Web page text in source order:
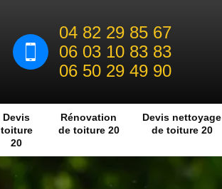
04 82 29 85 67
06 03 10 83 83
06 50 29 49 90
Devis
toiture
20
Rénovation
de toiture 20
Devis nettoyage
de toiture 20